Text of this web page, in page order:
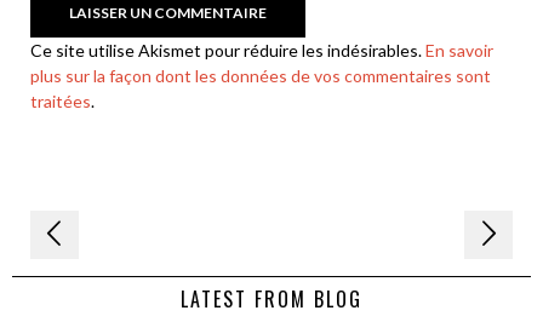
Ce site utilise Akismet pour réduire les indésirables.En savoir
plus sur la façon dont les données de vos commentaires sont
traitées.
Navigation
de LATEST FROM BLOG